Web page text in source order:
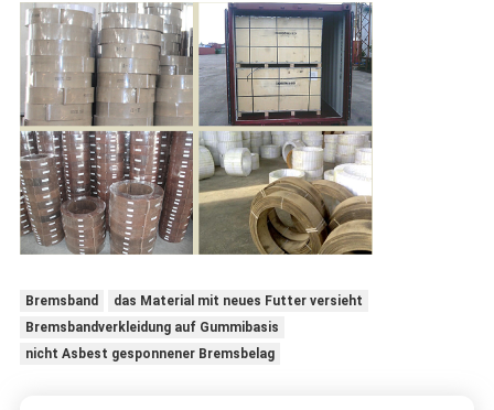
Bremsband
das Material mit neues Futter versieht
Bremsbandverkleidung auf Gummibasis
nicht Asbest gesponnener Bremsbelag